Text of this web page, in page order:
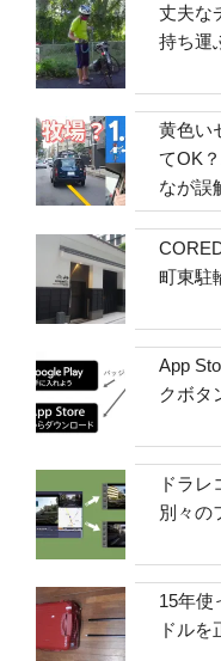
丈夫な
持ち運
黄色い
てOK
なが誤
町東駐
App
クボタ
ドラ
別々の
15年使
ドルを